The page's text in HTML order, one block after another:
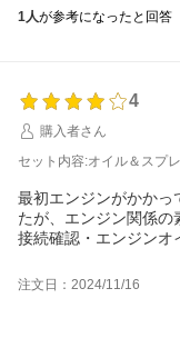
1人が参考になったと回答
4
購入者さん
セット内容:オイル＆スプ
最初エンジンがかかっ
たが、エンジン関係
接続確認・エンジンオ
安いということで製品
どの除雪機でも一定確
かろう悪かろうだと
ん。落ち着いて色々
注文日：2024/11/16